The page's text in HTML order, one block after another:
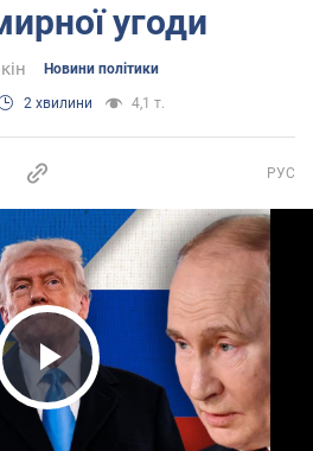
угоди
Новини політики
2 хвилини 4,1 т.
РУС
Play Video